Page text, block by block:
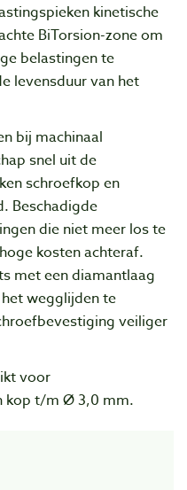
kinetische
BiTorsion-zone om
belastingen te
levensduur van het
bij machinaal
snel uit de
schroefkop en
Beschadigde
die niet meer los te
kosten achteraf.
met een diamantlaag
wegglijden te
veiliger
voor
kop t/m Ø 3,0 mm.